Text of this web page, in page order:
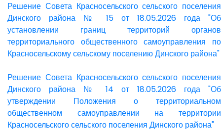
Решение Совета Красносельского сельского поселения
Динского района № 15 от 18.05.2026 года "Об
установлении границ территорий органов
территориального общественного самоуправления по
Красносельскому сельскому поселению Динского района"
Решение Совета Красносельского сельского поселения
Динского района № 14 от 18.05.2026 года "Об
утверждении Положения о территориальном
общественном самоуправлении на территории
Красносельского сельского поселения Динского района"